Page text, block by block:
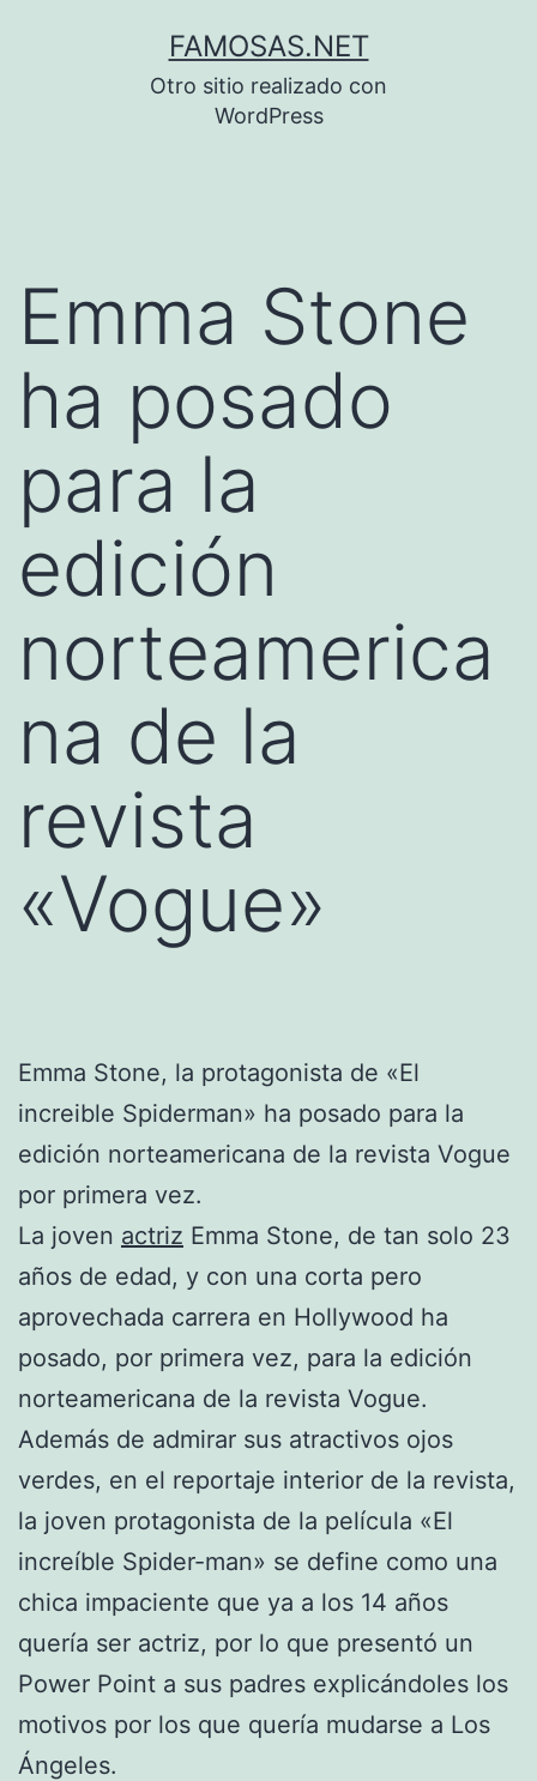
FAMOSAS.NET
Otro sitio realizado con
WordPress
Emma Stone
ha posado
para la
edición
norteamerica
na de la
revista
«Vogue»
Emma Stone, la protagonista de «El
increible Spiderman» ha posado para la
edición norteamericana de la revista Vogue
por primera vez.
La joven actriz Emma Stone, de tan solo 23
años de edad, y con una corta pero
aprovechada carrera en Hollywood ha
posado, por primera vez, para la edición
norteamericana de la revista Vogue.
Además de admirar sus atractivos ojos
verdes, en el reportaje interior de la revista,
la joven protagonista de la película «El
increíble Spider-man» se define como una
chica impaciente que ya a los 14 años
quería ser actriz, por lo que presentó un
Power Point a sus padres explicándoles los
motivos por los que quería mudarse a Los
Ángeles.